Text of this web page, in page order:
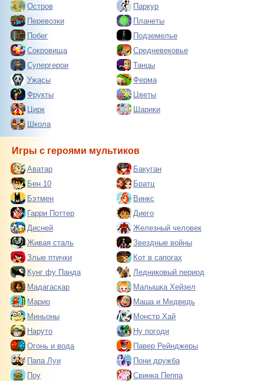
Остров
Паркур
Перевозки
Планеты
Побег
Подземелье
Сокровища
Средневековье
Супергерои
Танцы
Ужасы
Ферма
Фрукты
Цветы
Цирк
Шарики
Школа
Игры с героями мультиков
Аватар
Бакуган
Бен 10
Братц
Бэтмен
Винкс
Гарри Поттер
Диего
Дисней
Железный человек
Живая сталь
Звездные войны
Злые птички
Кот в сапогах
Кунг фу Панда
Ледниковый период
Мадагаскар
Малышка Хейзел
Марио
Маша и Медведь
Миньоны
Монстр Хай
Наруто
Ну погоди
Огонь и вода
Павер Рейнджеры
Папа Луи
Пони дружба
Поу
Свинка Пеппа